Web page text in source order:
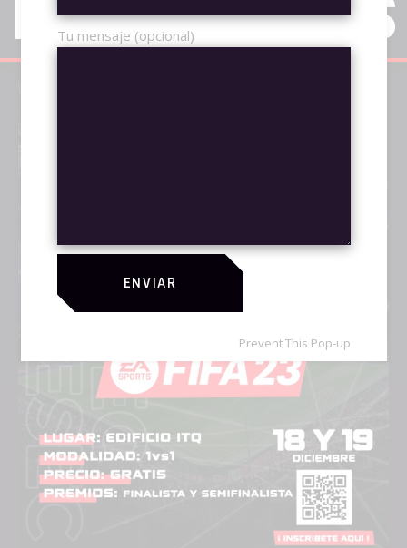
Tu mensaje (opcional)
ENVIAR
Prevent This Pop-up
DISPONIBLES